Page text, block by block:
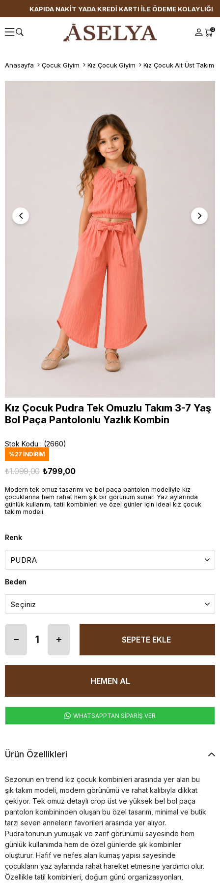
KAPIDA NAKİT YADA KREDİ KARTI İLE ÖDEME KOLAYLIĞI
0
Anasayfa Çocuk Giyim Kız Çocuk Giyim Kız Çocuk Alt Üst Takım
Kız Çocuk Pudra Tek Omuzlu Takım 3-7 Yaş
Bol Paça Pantolonlu Yazlık Kombin
Stok Kodu (2660)
%27 İNDIRIM
₺1.099,00 ₺799,00
Modern tek omuz tasarımı ve bol paça pantolon modeliyle kız
çocuklarına hem rahat hem şık bir görünüm sunar. Yaz aylarında
günlük kullanım, tatil kombinleri ve özel günler için ideal kız çocuk
takım modeli.
Renk
Beden
WHATSAPPTAN SİPARİŞ VER
Ürün Özellikleri
Sezonun en trend kız çocuk kombinleri arasında yer alan bu
şık takım modeli, modern görünümü ve rahat kalıbıyla dikkat
çekiyor. Tek omuz detaylı crop üst ve yüksek bel bol paça
pantolon kombininden oluşan bu özel tasarım, minimal ve butik
tarzı seven annelerin favorileri arasında yer alıyor.
Pudra tonunun yumuşak ve zarif görünümü sayesinde hem
günlük kullanımda hem de özel günlerde şık kombinler
oluşturur. Hafif ve nefes alan kumaş yapısı sayesinde
çocukların yaz aylarında rahat hareket etmesine yardımcı olur.
Özellikle tatil kombinleri, doğum günü organizasyonları,